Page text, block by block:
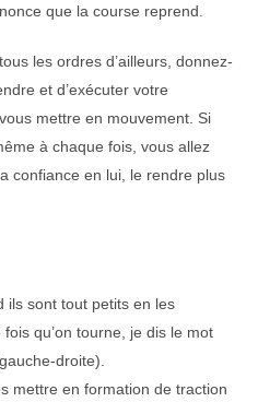
que la course reprend.
les ordres d’ailleurs, donnez-
et d’exécuter votre
mettre en mouvement. Si
à chaque fois, vous allez
confiance en lui, le rendre plus
ils sont tout petits en les
qu’on tourne, je dis le mot
droite).
mettre en formation de traction